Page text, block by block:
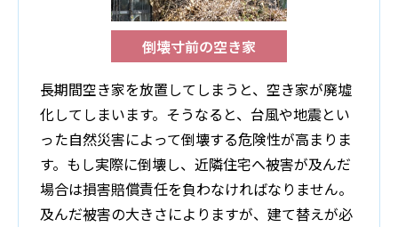
倒壊寸前の空き家
長期間空き家を放置してしまうと、空き家が廃墟
化してしまいます。そうなると、台風や地震とい
った自然災害によって倒壊する危険性が高まりま
す。もし実際に倒壊し、近隣住宅へ被害が及んだ
場合は損害賠償責任を負わなければなりません。
及んだ被害の大きさによりますが、建て替えが必